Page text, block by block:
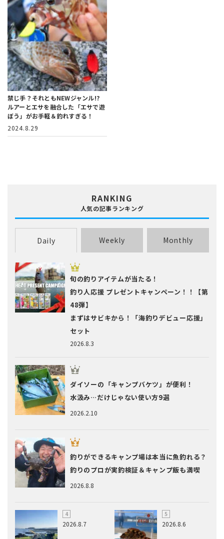
禁じ手？それともNEWジャンル!?
ルアーとエサを融合した「エサで遊
ぼう」がお手軽＆釣れすぎる！
2024.8.29
RANKING
人気の記事ランキング
Daily Weekly Monthly
2026.8.3
旬の釣りアイテムが当たる！
釣り人応援 プレゼントキャンペーン！！【第
48弾】
まずはサビキから！「海釣りデビュー応援」
セット
2026.2.10
ダイソーの「キャンプバケツ」が便利！
水汲み…だけじゃない使い方9選
2026.8.8
釣りができるキャンプ場は本当に魚釣れる？
釣りのプロが実釣検証＆キャンプ飯も満喫
2026.8.7 2026.8.6